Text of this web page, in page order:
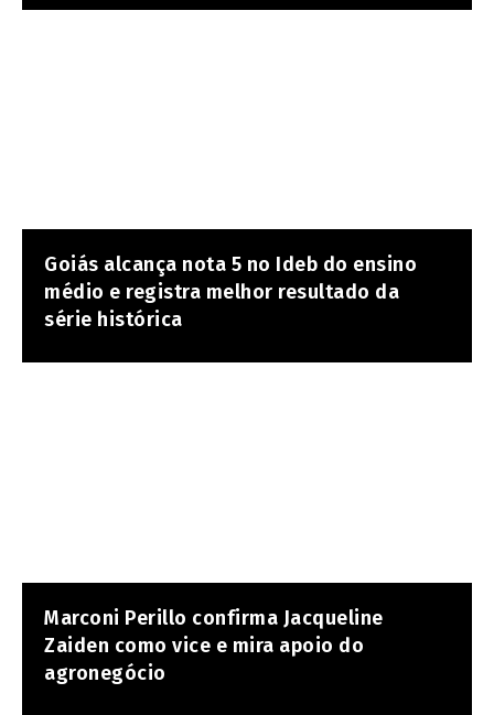
Goiás alcança nota 5 no Ideb do ensino
médio e registra melhor resultado da
série histórica
Marconi Perillo confirma Jacqueline
Zaiden como vice e mira apoio do
agronegócio